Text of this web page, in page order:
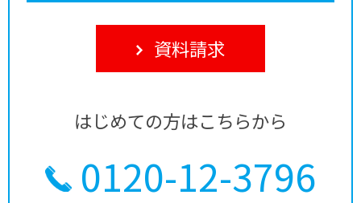
資料請求
はじめての方はこちらから
0120-12-3796